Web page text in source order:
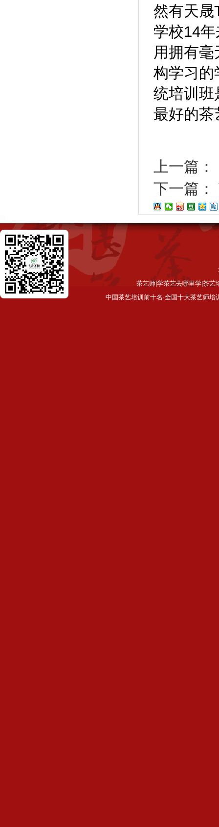
然有天晟
学校14
用拥有
构学习的
统培训班
最好的茶
上一篇：
下一篇：
茶艺师|学茶艺去哪里学|茶艺
中国茶艺培训前十名·全国十大茶艺师培